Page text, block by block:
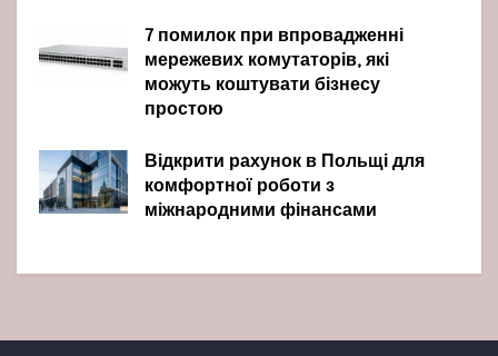
7 помилок при впровадженні
мережевих комутаторів, які
можуть коштувати бізнесу
простою
Відкрити рахунок в Польщі для
комфортної роботи з
міжнародними фінансами